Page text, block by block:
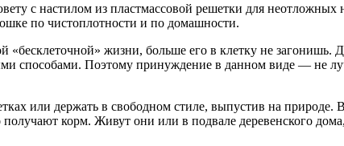
с настилом из пластмассовой решетки для
по чистоплотности и по домашности.
жизни, больше его в клетку не загонишь.
способами. Поэтому принуждение в данном виде — не
или держать в свободном стиле, выпустив на
получают корм. Живут они или в подвале деревенского